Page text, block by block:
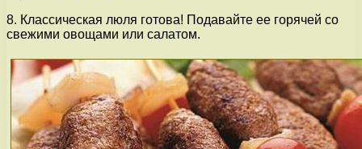
8. Классическая люля готова! Подавайте ее горячей со
свежими овощами или салатом.